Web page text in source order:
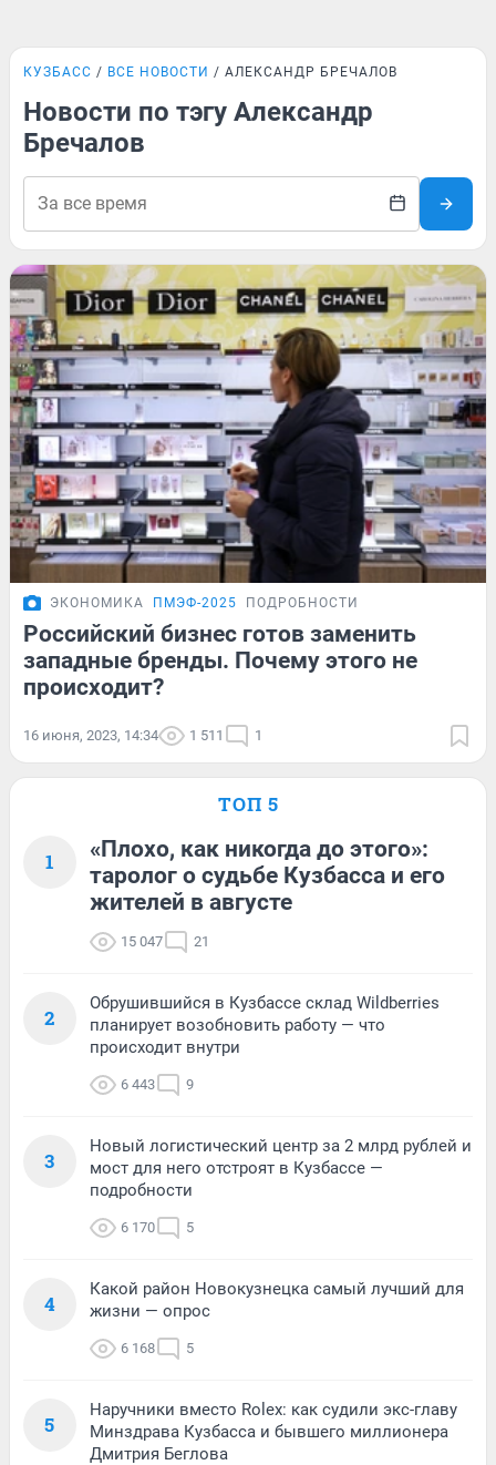
КУЗБАСС ВСЕ НОВОСТИ АЛЕКСАНДР БРЕЧАЛОВ
Новости по тэгу Александр
Бречалов
ЭКОНОМИКА ПМЭФ-2025 ПОДРОБНОСТИ
Российский бизнес готов заменить
западные бренды. Почему этого не
происходит?
16 июня, 2023, 14:34 1 511 1
ТОП 5
1
«Плохо, как никогда до этого»:
таролог о судьбе Кузбасса и его
жителей в августе
15 047 21
2
Обрушившийся в Кузбассе склад Wildberries
планирует возобновить работу — что
происходит внутри
6 443 9
3
Новый логистический центр за 2 млрд рублей и
мост для него отстроят в Кузбассе —
подробности
6 170 5
4
Какой район Новокузнецка самый лучший для
жизни — опрос
6 168 5
5
Наручники вместо Rolex: как судили экс-главу
Минздрава Кузбасса и бывшего миллионера
Дмитрия Беглова